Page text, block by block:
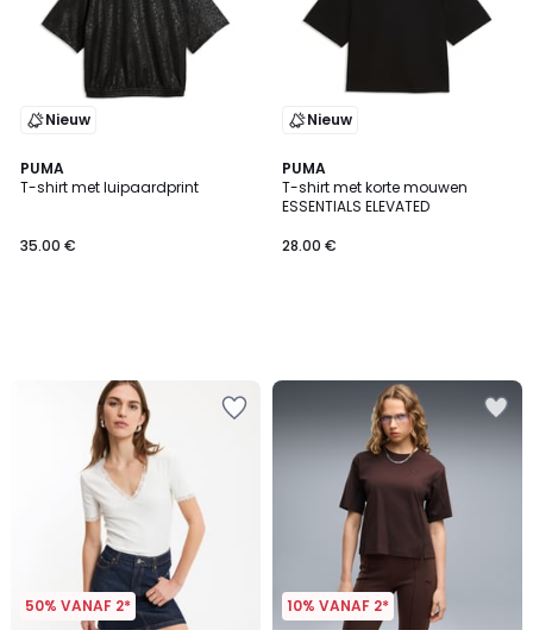
Nieuw
PUMA
T-shirt met luipaardprint
35.00 €
Nieuw
PUMA
T-shirt met korte mouwen
ESSENTIALS ELEVATED
28.00 €
50% VANAF 2* 10% VANAF 2*